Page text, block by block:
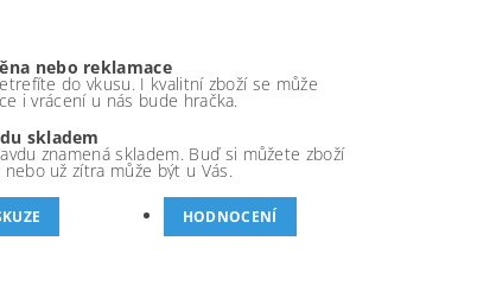
nebo reklamace
do vkusu. I kvalitní zboží se může
i vrácení u nás bude hračka.
skladem
znamená skladem. Buď si můžete zboží
už zítra může být u Vás.
HODNOCENÍ